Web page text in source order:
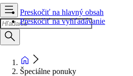
Preskočiť na hlavný obsah
Preskočiť na vyhľadávanie
Špeciálne ponuky